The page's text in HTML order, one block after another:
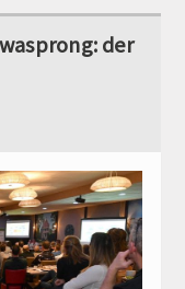
der